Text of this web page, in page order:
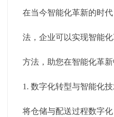
在当今智能化革新的时
法，企业可以实现智能
方法，助您在智能化革
1. 数字化转型与智能化
将仓储与配送过程数字